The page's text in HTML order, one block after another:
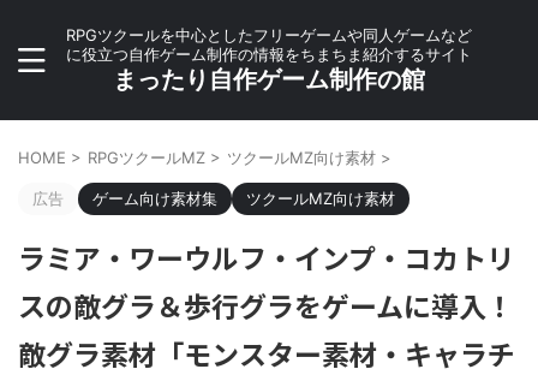
RPGツクールを中心としたフリーゲームや同人ゲームなど
に役立つ自作ゲーム制作の情報をちまちま紹介するサイト
まったり自作ゲーム制作の館
HOME > RPGツクールMZ > ツクールMZ向け素材 >
広告 ゲーム向け素材集 ツクールMZ向け素材
ラミア・ワーウルフ・インプ・コカトリ
スの敵グラ＆歩行グラをゲームに導入！
敵グラ素材「モンスター素材・キャラチ